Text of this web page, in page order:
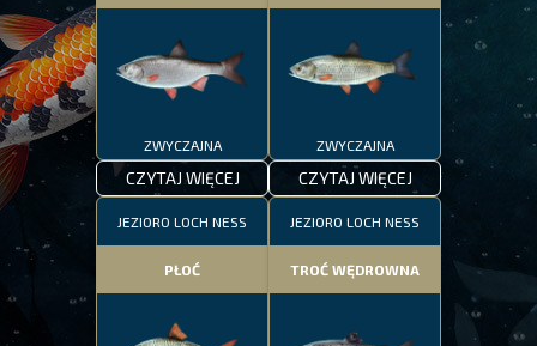
ZWYCZAJNA
CZYTAJ WIĘCEJ
ZWYCZAJNA
CZYTAJ WIĘCEJ
JEZIORO LOCH NESS
PŁOĆ
JEZIORO LOCH NESS
TROĆ WĘDROWNA